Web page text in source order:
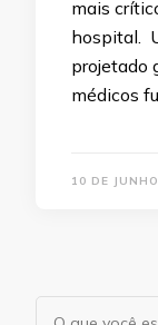
mais
hospital.
projetado
médicos
10 DE
Procurando